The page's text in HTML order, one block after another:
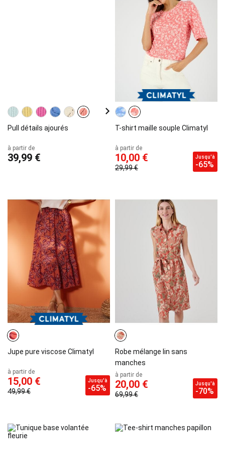
Pull détails ajourés
à partir de
39,99 €
T-shirt maille souple Climatyl
à partir de
10,00 €
29,99 €
Jusqu'à
-65%
Jupe pure viscose Climatyl
à partir de
15,00 €
49,99 €
Jusqu'à
-65%
Robe mélange lin sans
manches
à partir de
20,00 €
69,99 €
Jusqu'à
-70%